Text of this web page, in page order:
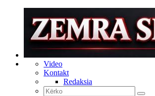
Video
Kontakt
Redaksia